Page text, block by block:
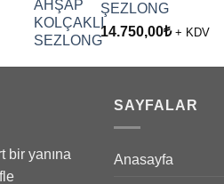
ŞEZLONG
14.750,00₺ + KDV
bir yanına
SAYFALAR
Anasayfa